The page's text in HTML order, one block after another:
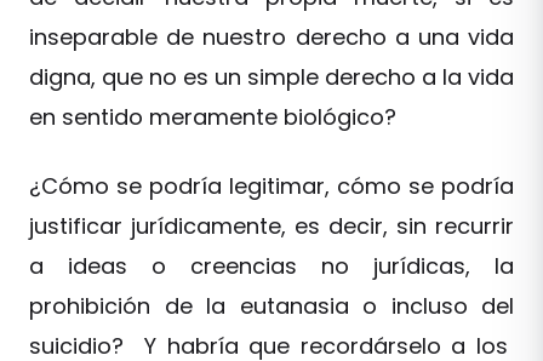
inseparable de nuestro derecho a una vida
digna, que no es un simple derecho a la vida
en sentido meramente biológico?
¿Cómo se podría legitimar, cómo se podría
justificar jurídicamente, es decir, sin recurrir
a ideas o creencias no jurídicas, la
prohibición de la eutanasia o incluso del
suicidio? Y habría que recordárselo a los